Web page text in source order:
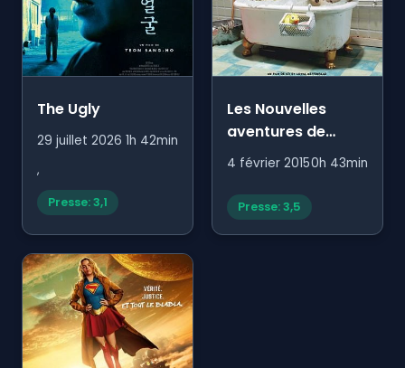
The Ugly
29 juillet 2026 1h 42min
,
Presse: 3,1
Les Nouvelles
aventures de
Gros-Pois et Petit-
4 février 20150h 43min
Presse: 3,5